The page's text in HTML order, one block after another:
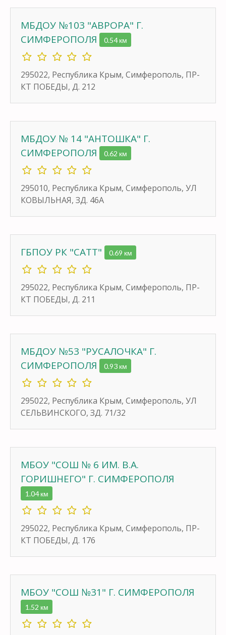
МБДОУ №103 "АВРОРА" Г.
СИМФЕРОПОЛЯ
0.54 км
295022, Республика Крым, Симферополь, ПР-
КТ ПОБЕДЫ, Д. 212
МБДОУ № 14 "АНТОШКА" Г.
СИМФЕРОПОЛЯ
0.62 км
295010, Республика Крым, Симферополь, УЛ
КОВЫЛЬНАЯ, ЗД. 46А
ГБПОУ РК "САТТ" 0.69 км
295022, Республика Крым, Симферополь, ПР-
КТ ПОБЕДЫ, Д. 211
МБДОУ №53 "РУСАЛОЧКА" Г.
СИМФЕРОПОЛЯ
0.93 км
295022, Республика Крым, Симферополь, УЛ
СЕЛЬВИНСКОГО, ЗД. 71/32
МБОУ "СОШ № 6 ИМ. В.А.
ГОРИШНЕГО" Г. СИМФЕРОПОЛЯ
1.04 км
295022, Республика Крым, Симферополь, ПР-
КТ ПОБЕДЫ, Д. 176
МБОУ "СОШ №31" Г. СИМФЕРОПОЛЯ
1.52 км